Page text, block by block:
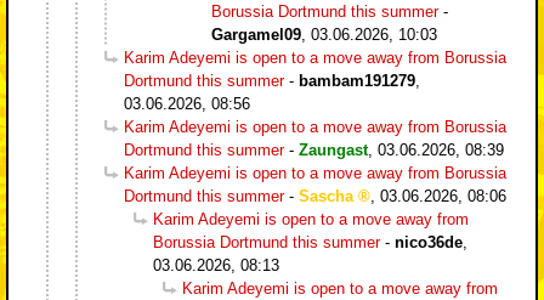
Borussia Dortmund this summer-
Gargamel09, 03.06.2026, 10:03
Karim Adeyemi is open to a move away from Borussia
Dortmund this summer- bambam191279,
03.06.2026, 08:56
Karim Adeyemi is open to a move away from Borussia
Dortmund this summer- Zaungast, 03.06.2026, 08:39
Karim Adeyemi is open to a move away from Borussia
Dortmund this summer- Sascha , 03.06.2026, 08:06
Karim Adeyemi is open to a move away from
Borussia Dortmund this summer- nico36de,
03.06.2026, 08:13
Karim Adeyemi is open to a move away from